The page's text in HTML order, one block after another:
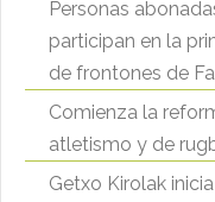
Personas
participan en la
de frontones de
Comienza la
atletismo y de
Getxo Kirolak